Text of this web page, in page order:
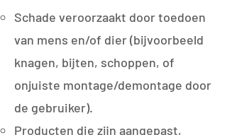
Schade veroorzaakt door toedoen
van mens en/of dier (bijvoorbeeld
knagen, bijten, schoppen, of
onjuiste montage/demontage door
de gebruiker).
Producten die zijn aangepast,